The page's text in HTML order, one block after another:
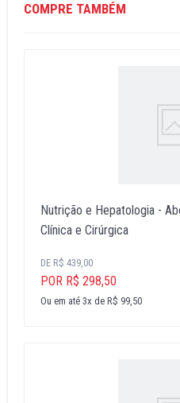
COMPRE TAMBÉM
Nutrição e Hepatologia -
Clínica e Cirúrgica
DE R$ 439,00
POR R$ 298,50
Ou em até 3x de R$ 99,50